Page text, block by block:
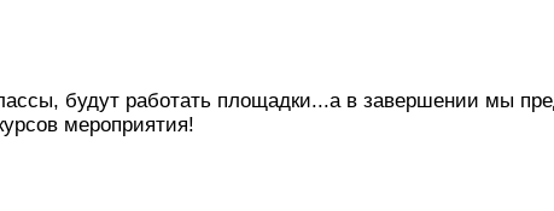
будут работать площадки...а в завершении мы
мероприятия!